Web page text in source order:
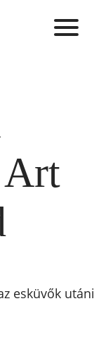
Art
esküvők utáni